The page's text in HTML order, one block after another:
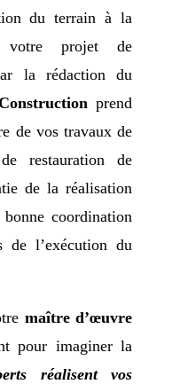
du terrain à la
votre projet de
la rédaction du
prend
de vos travaux de
restauration de
de la réalisation
coordination
de l’exécution du
maître d’œuvre
pour imaginer la
réalisent vos